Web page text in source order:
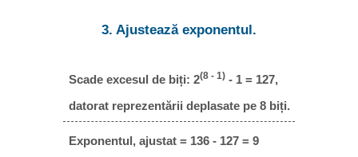
3. Ajustează exponentul.
Scade excesul de biți: 2(8 - 1)- 1 = 127,
datorat reprezentării deplasate pe 8 biți.
Exponentul, ajustat = 136 - 127 = 9